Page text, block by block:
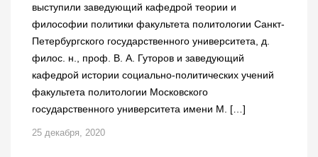
выступили заведующий кафедрой теории и
философии политики факультета политологии Санкт-
Петербургского государственного университета, д.
филос. н., проф. В. А. Гуторов и заведующий
кафедрой истории социально-политических учений
факультета политологии Московского
государственного университета имени М. […]
25 декабря, 2020